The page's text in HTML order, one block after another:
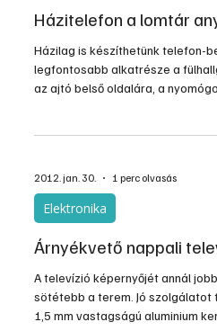
Házitelefon a lomtár
Házilag is készíthetünk telefon-
legfontosabb alkatrésze a
az ajtó belső oldalára, a
Készülékünket csak
2012. jan. 30. 1 perc olvasás
Elektronika
Árnyékvető nappali
A televízió képernyőjét annál
sötétebb a terem. Jó szolgálatot
1,5 mm vastagságú aluminium